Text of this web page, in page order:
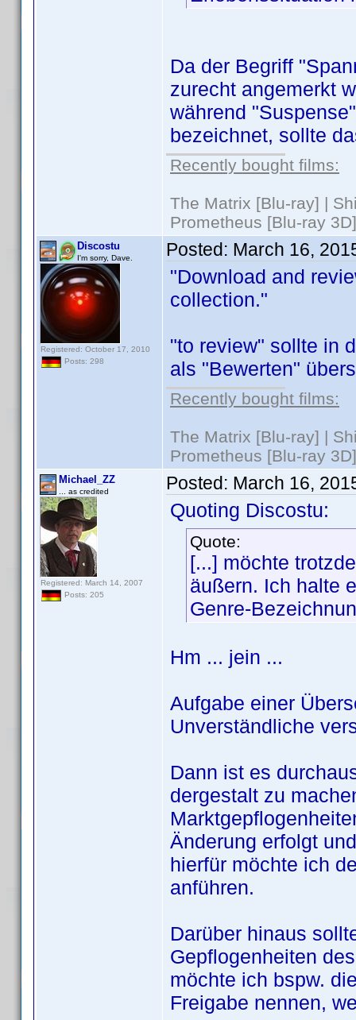
Da der Begriff
zurecht angemerkt
während
bezeichnet, sollte
Recently bought films:
The Matrix [Blu-ray] |
Prometheus [Blu-ray
Discostu
I'm sorry, Dave.
Registered: October 17, 2010
Posts: 298
Posted: March 16,
"Download and
collection."
"to review" sollte in
als "Bewerten"
Recently bought films:
The Matrix [Blu-ray] |
Prometheus [Blu-ray
Michael_ZZ
... as credited
Registered: March 14, 2007
Posts: 205
Posted: March 16,
Quoting Discostu:
Quote:
[...] möchte
äußern. Ich halte
Genre-
Hm ... jein ...
Aufgabe einer
Unverständliche
Dann ist es
dergestalt zu
Änderung erfolgt
hierfür möchte ich
anführen.
Darüber hinaus
Gepflogenheiten
möchte ich bspw.
Freigabe nennen,